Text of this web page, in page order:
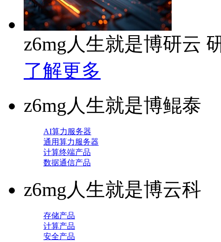
z6mg人生就是博研云
了解更多
z6mg人生就是博鲲泰
AI算力服务器
通用算力服务器
计算终端产品
数据通信产品
z6mg人生就是博云科
存储产品
计算产品
安全产品